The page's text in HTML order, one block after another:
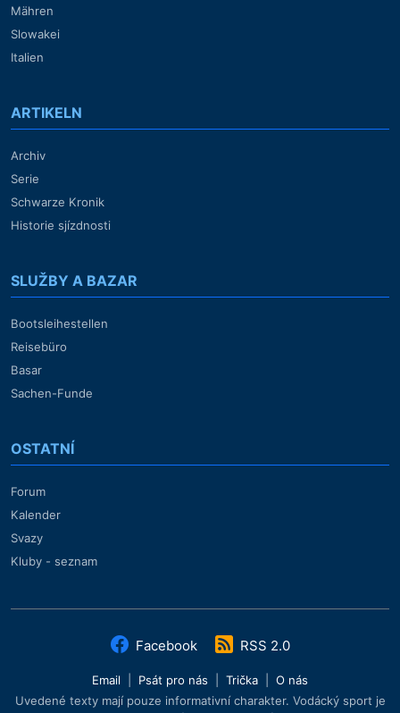
Mähren
Slowakei
Italien
ARTIKELN
Archiv
Serie
Schwarze Kronik
Historie sjízdnosti
SLUŽBY A BAZAR
Bootsleihestellen
Reisebüro
Basar
Sachen-Funde
OSTATNÍ
Forum
Kalender
Svazy
Kluby - seznam
Facebook RSS 2.0
Email Psát pro nás Trička
O nás
Uvedené texty mají pouze informativní charakter. Vodácký sport je